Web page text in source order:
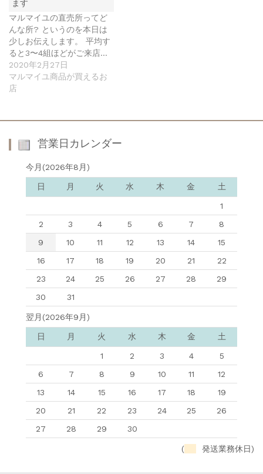
ます
マルマイユの直売所ってど
んな所? というのを本日は
少しお伝えします。 平均す
ると3〜4組ほどがご来店…
2020年2月27日
マルマイユ商品が買えるお
店
営業日カレンダー
今月(2026年8月)
日 月 火 水 木 金 土
1
2
3 4 5 6 7
8
9
10 11 12 13 14
15
16
17 18 19 20 21
22
23
24 25 26 27 28
29
30
31
翌月(2026年9月)
日 月 火 水 木 金 土
1 2 3 4
5
6
7 8 9 10 11
12
13
14 15 16 17 18
19
20
21 22 23 24 25
26
27
28 29 30
( 発送業務休日)